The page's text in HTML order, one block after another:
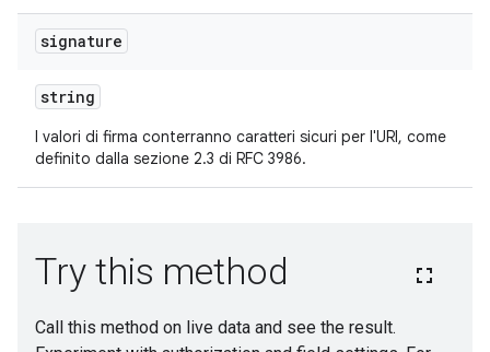
signature
string
I valori di firma conterranno caratteri sicuri per l'URI, come
definito dalla sezione 2.3 di RFC 3986.